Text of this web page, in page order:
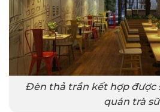
Đèn thả trần kết hợp được
quán trà